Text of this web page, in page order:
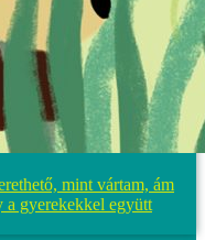
mint vártam, ám
a gyerekekkel együtt